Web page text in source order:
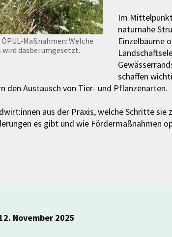
Maßnahmen: Welche
wird dasbei umgesetzt.
Im
naturnahe
Einzelbäume
schaffen
den Austausch von Tier- und Pflanzenarten.
aus der Praxis, welche Schritte
es gibt und wie Fördermaßnahmen
November 2025